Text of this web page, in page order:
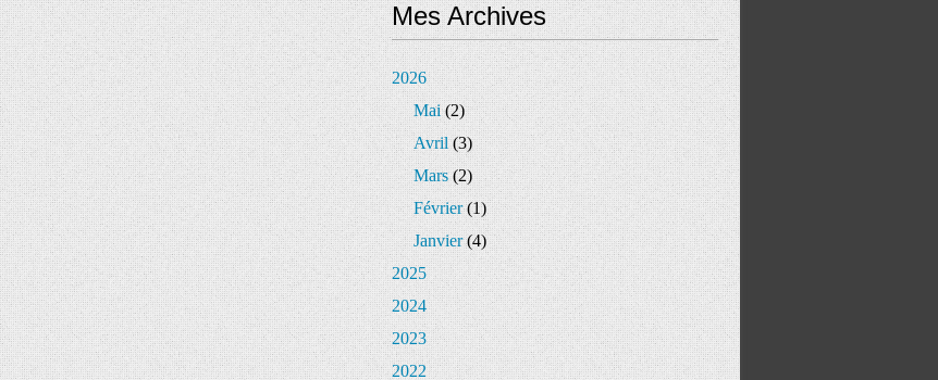
Mes Archives
2026
Mai(2)
Avril(3)
Mars(2)
Février(1)
Janvier(4)
2025
2024
2023
2022